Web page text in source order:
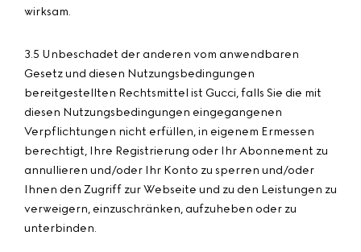
wirksam.
3.5 Unbeschadet der anderen vom anwendbaren
Gesetz und diesen Nutzungsbedingungen
bereitgestellten Rechtsmittel ist Gucci, falls Sie die mit
diesen Nutzungsbedingungen eingegangenen
Verpflichtungen nicht erfüllen, in eigenem Ermessen
berechtigt, Ihre Registrierung oder Ihr Abonnement zu
annullieren und/oder Ihr Konto zu sperren und/oder
Ihnen den Zugriff zur Webseite und zu den Leistungen zu
verweigern, einzuschränken, aufzuheben oder zu
unterbinden.